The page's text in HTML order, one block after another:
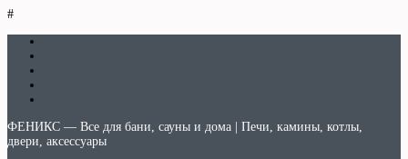
#
ФЕНИКС — Все для бани, сауны и дома | Печи, камины, котлы,
двери, аксессуары